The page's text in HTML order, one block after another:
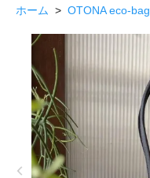
ホーム > OTONA eco-bag